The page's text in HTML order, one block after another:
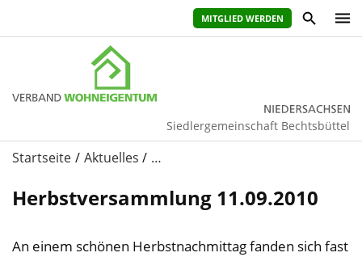
MITGLIED WERDEN
Siedlergemeinschaft Bechtsbüttel
Startseite Aktuelles …
Herbstversammlung 11.09.2010
An einem schönen Herbstnachmittag fanden sich fast